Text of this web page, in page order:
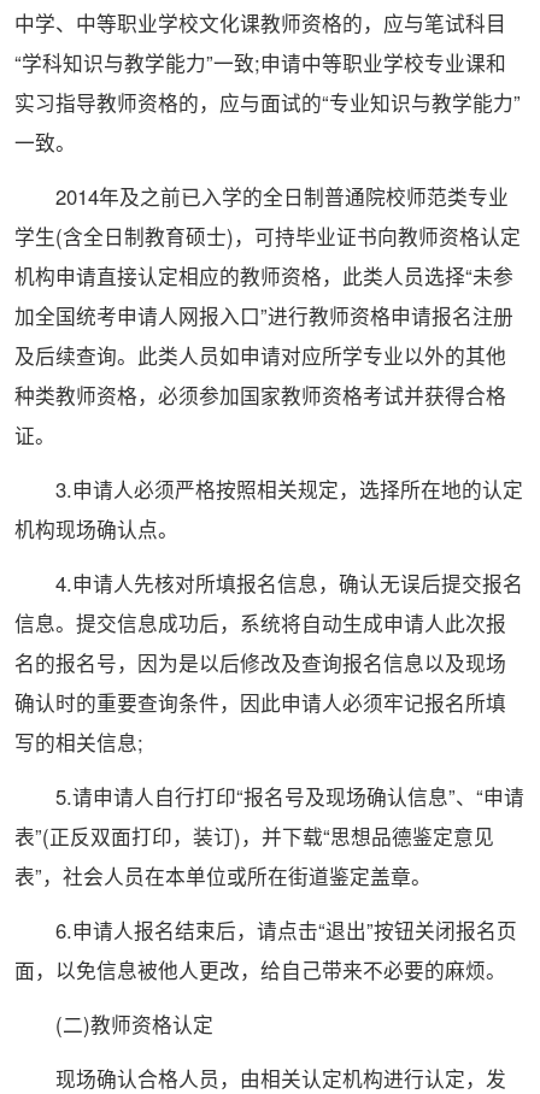
中学、中等职业学校文化课教师资格的，应与笔试科目
“学科知识与教学能力”一致;申请中等职业学校专业课和
实习指导教师资格的，应与面试的“专业知识与教学能力”
一致。
2014年及之前已入学的全日制普通院校师范类专业
学生(含全日制教育硕士)，可持毕业证书向教师资格认定
机构申请直接认定相应的教师资格，此类人员选择“未参
加全国统考申请人网报入口”进行教师资格申请报名注册
及后续查询。此类人员如申请对应所学专业以外的其他
种类教师资格，必须参加国家教师资格考试并获得合格
证。
3.申请人必须严格按照相关规定，选择所在地的认定
机构现场确认点。
4.申请人先核对所填报名信息，确认无误后提交报名
信息。提交信息成功后，系统将自动生成申请人此次报
名的报名号，因为是以后修改及查询报名信息以及现场
确认时的重要查询条件，因此申请人必须牢记报名所填
写的相关信息;
5.请申请人自行打印“报名号及现场确认信息”、“申请
表”(正反双面打印，装订)，并下载“思想品德鉴定意见
表”，社会人员在本单位或所在街道鉴定盖章。
6.申请人报名结束后，请点击“退出”按钮关闭报名页
面，以免信息被他人更改，给自己带来不必要的麻烦。
(二)教师资格认定
现场确认合格人员，由相关认定机构进行认定，发